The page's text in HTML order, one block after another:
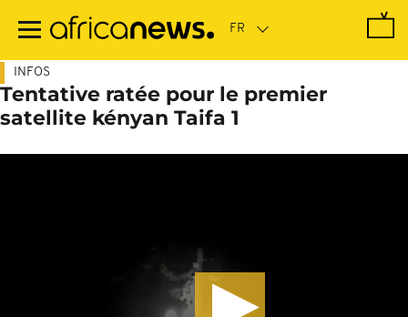
contenu
INFOS
Tentative ratée pour le premier
satellite kényan Taifa 1